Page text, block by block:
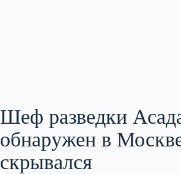
Шеф разведки
обнаружен в
скрывался